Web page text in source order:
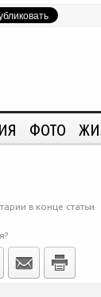
ФОТО
в конце статьи.